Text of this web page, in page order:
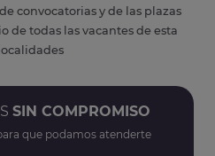
convocatorias y de las plazas
de todas las vacantes de esta
SIN COMPROMISO
que podamos atenderte